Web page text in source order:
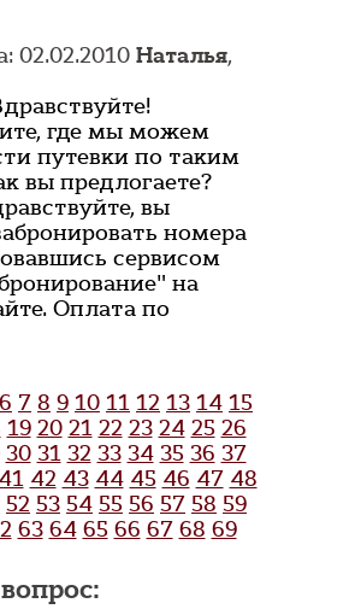
02.02.2010 Наталья,
где мы можем
путевки по таким
вы предлогаете?
вы
номера
сервисом
на
Оплата по
6 7 8 9 10 11 12 13 14 15
19 20 21 22 23 24 25 26
30 31 32 33 34 35 36 37
41 42 43 44 45 46 47 48
52 53 54 55 56 57 58 59
63 64 65 66 67 68 69